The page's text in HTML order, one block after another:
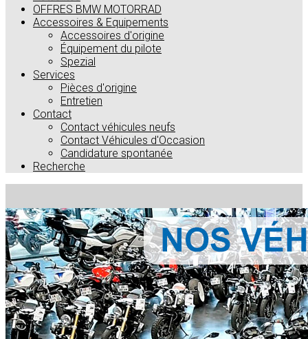
OFFRES BMW MOTORRAD
Accessoires & Equipements
Accessoires d'origine
Équipement du pilote
Spezial
Services
Pièces d'origine
Entretien
Contact
Contact véhicules neufs
Contact Véhicules d'Occasion
Candidature spontanée
Recherche